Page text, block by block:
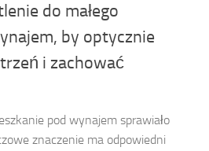
do małego
by optycznie
i zachować
pod wynajem sprawiało
znaczenie ma odpowiedni